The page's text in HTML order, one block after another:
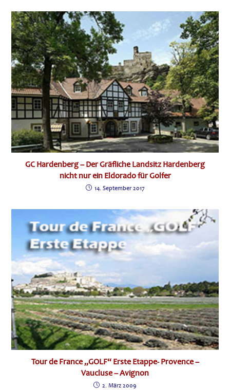
GC Hardenberg – Der Gräfliche Landsitz Hardenberg
nicht nur ein Eldorado für Golfer
14. September 2017
Tour de France „GOLF“ Erste Etappe- Provence –
Vaucluse – Avignon
2. März 2009